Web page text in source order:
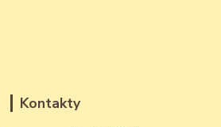
Kontakty